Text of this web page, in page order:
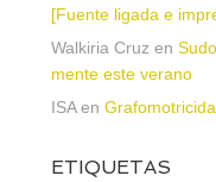
[Fuente ligada e
Walkiria Cruzen
mente este verano
ISAen
ETIQUETAS